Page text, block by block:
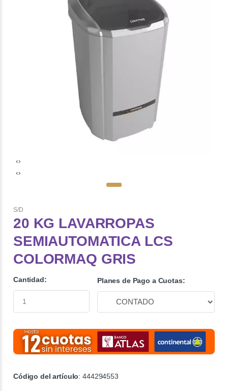
‹›
‹›
S/D
20 KG LAVARROPAS
SEMIAUTOMATICA LCS
COLORMAQ GRIS
Cantidad: Planes de Pago a Cuotas:
Código del artículo: 444294553